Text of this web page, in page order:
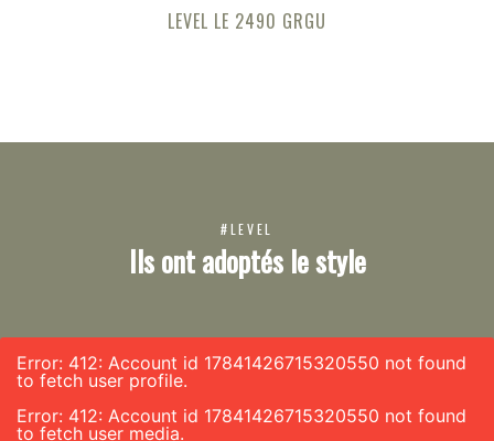
LEVEL LE 2490 GRGU
#LEVEL
Ils ont adoptés le style
Error: 412: Account id 17841426715320550 not found
to fetch user profile.
Error: 412: Account id 17841426715320550 not found
to fetch user media.